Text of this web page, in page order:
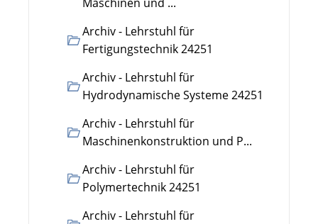
Archiv - Lehrstuhl für
Fertigungstechnik 24251
Archiv - Lehrstuhl für
Hydrodynamische Systeme 24251
Archiv - Lehrstuhl für
Maschinenkonstruktion und P...
Archiv - Lehrstuhl für
Polymertechnik 24251
Archiv - Lehrstuhl für